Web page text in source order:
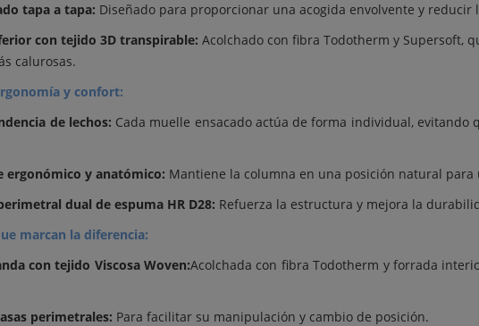
tapa a tapa: Diseñado para proporcionar una acogida envolvente y reducir
con tejido 3D transpirable: Acolchado con fibra Todotherm y Supersoft,
calurosas.
y confort:
de lechos: Cada muelle ensacado actúa de forma individual,
ergonómico y anatómico: Mantiene la columna en una posición natural para
dual de espuma HR D28: Refuerza la estructura y mejora la
marcan la diferencia:
con tejido Viscosa Woven:Acolchada con fibra Todotherm y forrada
perimetrales: Para facilitar su manipulación y cambio de posición.